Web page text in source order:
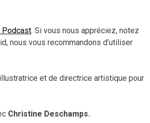
diminuer
Podcast. Si vous nous appréciez, notez
nous vous recommandons d’utiliser
et de directrice artistique pour
Christine Deschamps.